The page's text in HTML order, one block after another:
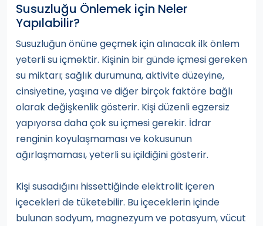
Susuzluğu Önlemek için Neler
Yapılabilir?
Susuzluğun önüne geçmek için alınacak ilk önlem
yeterli su içmektir. Kişinin bir günde içmesi gereken
su miktarı; sağlık durumuna, aktivite düzeyine,
cinsiyetine, yaşına ve diğer birçok faktöre bağlı
olarak değişkenlik gösterir. Kişi düzenli egzersiz
yapıyorsa daha çok su içmesi gerekir. İdrar
renginin koyulaşmaması ve kokusunun
ağırlaşmaması, yeterli su içildiğini gösterir.
Kişi susadığını hissettiğinde elektrolit içeren
içecekleri de tüketebilir. Bu içeceklerin içinde
bulunan sodyum, magnezyum ve potasyum, vücut